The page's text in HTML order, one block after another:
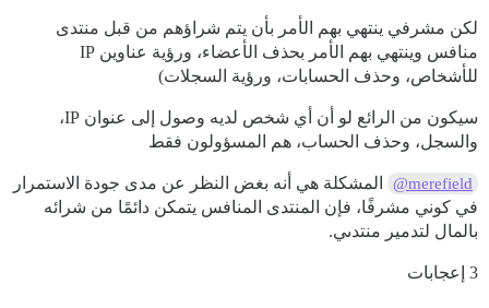
لكن مشرفي ينتهي بهم الأمر بأن يتم شراؤهم من قبل منتدى
منافس وينتهي بهم الأمر بحذف الأعضاء، ورؤية عناوين IP
للأشخاص، وحذف الحسابات، ورؤية السجلات)
سيكون من الرائع لو أن أي شخص لديه وصول إلى عنوان IP،
والسجل، وحذف الحساب، هم المسؤولون فقط
@merefield
المشكلة هي أنه بغض النظر عن مدى جودة الاستمرار
في كوني مشرفًا، فإن المنتدى المنافس يتمكن دائمًا من شرائه
بالمال لتدمير منتدىي.
3 إعجابات